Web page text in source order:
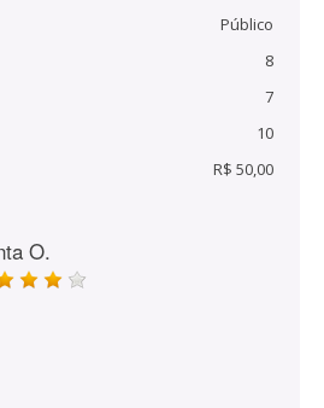
Público
8
7
10
R$ 50,00
O.